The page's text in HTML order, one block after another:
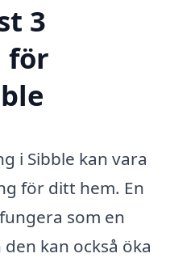
3
för
i Sibble kan vara
för ditt hem. En
som en
kan också öka